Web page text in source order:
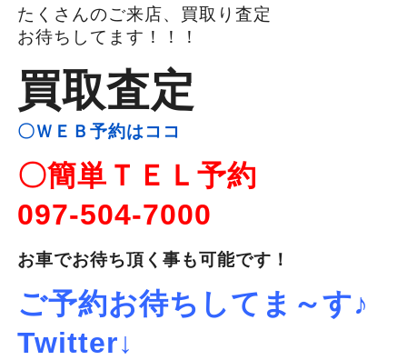
たくさんのご来店、買取り査定
お待ちしてます！！！
買取査定
〇ＷＥＢ予約はココ
〇簡単ＴＥＬ予約
097-504-7000
お車でお待ち頂く事も可能です！
ご予約お待ちしてま～す♪
Twitter↓